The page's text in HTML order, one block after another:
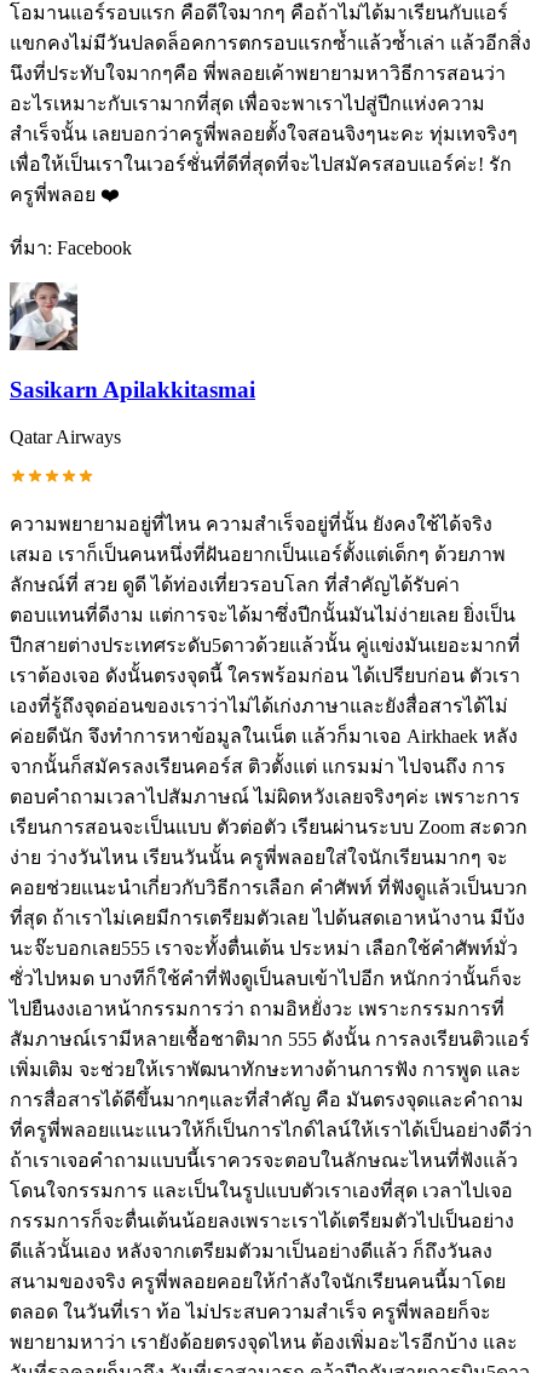
โอมานแอร์รอบแรก คือดีใจมากๆ คือถ้าไม่ได้มาเรียนกับแอร์
แขกคงไม่มีวันปลดล็อคการตกรอบแรกซ้ำแล้วซ้ำเล่า แล้วอีกสิ่ง
นึงที่ประทับใจมากๆคือ พี่พลอยเค้าพยายามหาวิธีการสอนว่า
อะไรเหมาะกับเรามากที่สุด เพื่อจะพาเราไปสู่ปีกแห่งความ
สำเร็จนั้น เลยบอกว่าครูพี่พลอยตั้งใจสอนจิงๆนะคะ ทุ่มเทจริงๆ
เพื่อให้เป็นเราในเวอร์ชั่นที่ดีที่สุดที่จะไปสมัครสอบแอร์ค่ะ! รัก
ครูพี่พลอย ❤️
ที่มา: Facebook
Sasikarn Apilakkitasmai
Qatar Airways
ความพยายามอยู่ที่ไหน ความสำเร็จอยู่ที่นั้น ยังคงใช้ได้จริง
เสมอ เราก็เป็นคนหนึ่งที่ฝันอยากเป็นแอร์ตั้งแต่เด็กๆ ด้วยภาพ
ลักษณ์ที่ สวย ดูดี ได้ท่องเที่ยวรอบโลก ที่สำคัญได้รับค่า
ตอบแทนที่ดีงาม แต่การจะได้มาซึ่งปีกนั้นมันไม่ง่ายเลย ยิ่งเป็น
ปีกสายต่างประเทศระดับ5ดาวด้วยแล้วนั้น คู่แข่งมันเยอะมากที่
เราต้องเจอ ดังนั้นตรงจุดนี้ ใครพร้อมก่อน ได้เปรียบก่อน ตัวเรา
เองที่รู้ถึงจุดอ่อนของเราว่าไม่ได้เก่งภาษาและยังสื่อสารได้ไม่
ค่อยดีนัก จึงทำการหาข้อมูลในเน็ต แล้วก็มาเจอ Airkhaek หลัง
จากนั้นก็สมัครลงเรียนคอร์ส ติวตั้งแต่ แกรมม่า ไปจนถึง การ
ตอบคำถามเวลาไปสัมภาษณ์ ไม่ผิดหวังเลยจริงๆค่ะ เพราะการ
เรียนการสอนจะเป็นแบบ ตัวต่อตัว เรียนผ่านระบบ Zoom สะดวก
ง่าย ว่างวันไหน เรียนวันนั้น ครูพี่พลอยใส่ใจนักเรียนมากๆ จะ
คอยช่วยแนะนำเกี่ยวกับวิธีการเลือก คำศัพท์ ที่ฟังดูแล้วเป็นบวก
ที่สุด ถ้าเราไม่เคยมีการเตรียมตัวเลย ไปด้นสดเอาหน้างาน มีบ้ง
นะจ๊ะบอกเลย555 เราจะทั้งตื่นเต้น ประหม่า เลือกใช้คำศัพท์มั่ว
ซั่วไปหมด บางทีก็ใช้คำที่ฟังดูเป็นลบเข้าไปอีก หนักกว่านั้นก็จะ
ไปยืนงงเอาหน้ากรรมการว่า ถามอิหยั่งวะ เพราะกรรมการที่
สัมภาษณ์เรามีหลายเชื้อชาติมาก 555 ดังนั้น การลงเรียนติวแอร์
เพิ่มเติม จะช่วยให้เราพัฒนาทักษะทางด้านการฟัง การพูด และ
การสื่อสารได้ดีขึ้นมากๆและที่สำคัญ คือ มันตรงจุดและคำถาม
ที่ครูพี่พลอยแนะแนวให้ก็เป็นการไกด์ไลน์ให้เราได้เป็นอย่างดีว่า
ถ้าเราเจอคำถามแบบนี้เราควรจะตอบในลักษณะไหนที่ฟังแล้ว
โดนใจกรรมการ และเป็นในรูปแบบตัวเราเองที่สุด เวลาไปเจอ
กรรมการก็จะตื่นเต้นน้อยลงเพราะเราได้เตรียมตัวไปเป็นอย่าง
ดีแล้วนั้นเอง หลังจากเตรียมตัวมาเป็นอย่างดีแล้ว ก็ถึงวันลง
สนามของจริง ครูพี่พลอยคอยให้กำลังใจนักเรียนคนนี้มาโดย
ตลอด ในวันที่เรา ท้อ ไม่ประสบความสำเร็จ ครูพี่พลอยก็จะ
พยายามหาว่า เรายังด้อยตรงจุดไหน ต้องเพิ่มอะไรอีกบ้าง และ